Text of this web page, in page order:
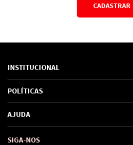
CADASTRAR
INSTITUCIONAL
Sobre Nós
Marcas
SAC de marcas
Como comprar
POLÍTICAS
Política de Privacidade
Troca e Devoluções
Formas de Pagamento
AJUDA
SIGA-NOS